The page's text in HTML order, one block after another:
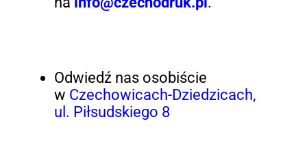
Odwiedź nas osobiście
w Czechowicach-Dziedzicach,
ul. Piłsudskiego 8